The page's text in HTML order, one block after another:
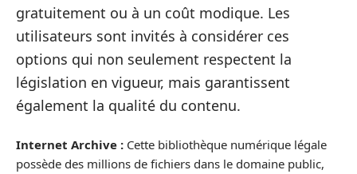
gratuitement ou à un coût modique. Les
utilisateurs sont invités à considérer ces
options qui non seulement respectent la
législation en vigueur, mais garantissent
également la qualité du contenu.
Internet Archive : Cette bibliothèque numérique légale
possède des millions de fichiers dans le domaine public,